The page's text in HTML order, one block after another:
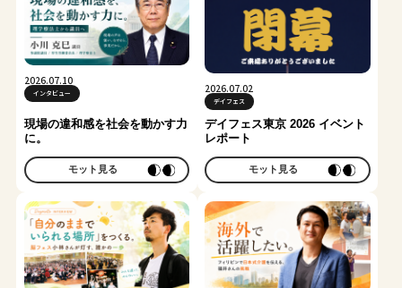
2026.07.10
インタビュー
現場の違和感を社会を動かす力
に。
モット見る
2026.07.02
デイフェス
デイフェス東京 2026 イベント
レポート
モット見る